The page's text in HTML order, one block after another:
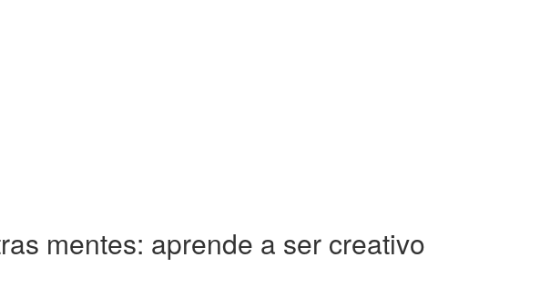
mentes: aprende a ser creativo